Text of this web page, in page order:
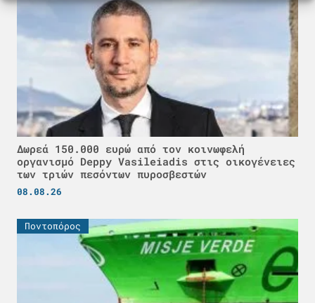
Δωρεά 150.000 ευρώ από τον κοινωφελή
οργανισμό Deppy Vasileiadis στις οικογένειες
των τριών πεσόντων πυροσβεστών
08.08.26
Ποντοπόρος